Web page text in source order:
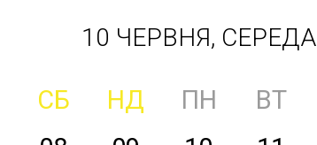
10 ЧЕРВНЯ, СЕРЕДА
СБ НД ПН ВТ